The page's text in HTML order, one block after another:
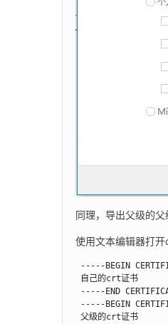
同理，导出父级的父
使用文本编辑器打
-----BEGIN
自己的crt证书
-----END
-----BEGIN
父级的crt证书